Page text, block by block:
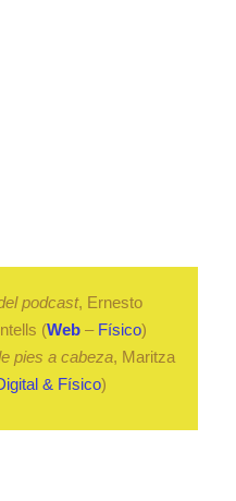
podcast, Ernesto
(Web – Físico)
pies a cabeza, Maritza
& Físico)